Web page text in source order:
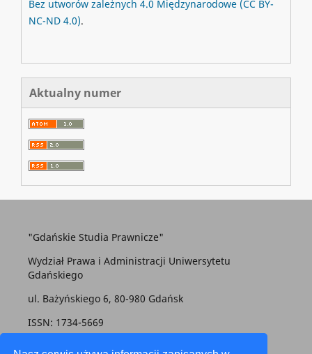
Bez utworów zależnych 4.0 Międzynarodowe (CC BY-
NC-ND 4.0).
Aktualny numer
"Gdańskie Studia Prawnicze"
Wydział Prawa i Administracji Uniwersytetu
Gdańskiego
ul. Bażyńskiego 6, 80-980 Gdańsk
ISSN: 1734-5669